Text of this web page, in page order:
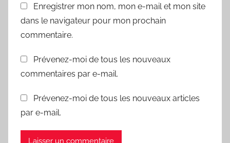
Enregistrer mon nom, mon e-mail et mon site
dans le navigateur pour mon prochain
commentaire.
Prévenez-moi de tous les nouveaux
commentaires par e-mail.
Prévenez-moi de tous les nouveaux articles
par e-mail.